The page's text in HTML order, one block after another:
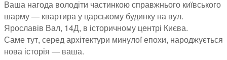
Ваша нагода володіти частинкою справжнього київського
шарму — квартира у царському будинку на вул.
Ярославів Вал, 14Д, в історичному центрі Києва.
Саме тут, серед архітектури минулої епохи, народжується
нова історія — ваша.